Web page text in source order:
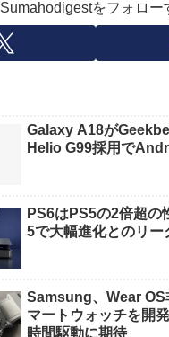
Sumahodigestをフォロー
Galaxy A18が
Helio G99採用で
PS6はPS5の2倍超の
5で大幅進化とのリー
Samsung、Wear OS
マートウォッチを開
時間駆動に期待